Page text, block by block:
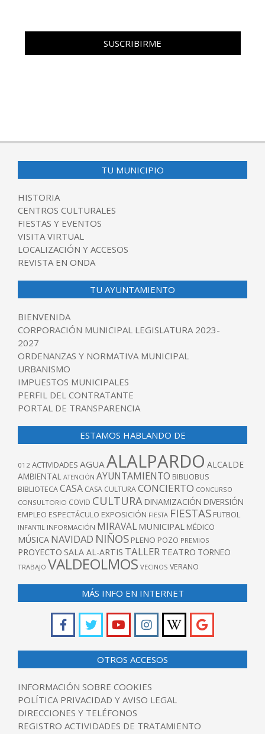
TU MUNICIPIO
HISTORIA
CENTROS CULTURALES
FIESTAS Y EVENTOS
VISITA VIRTUAL
LOCALIZACIÓN Y ACCESOS
REVISTA EN ONDA
TU AYUNTAMIENTO
BIENVENIDA
CORPORACIÓN MUNICIPAL LEGISLATURA 2023-
2027
ORDENANZAS Y NORMATIVA MUNICIPAL
URBANISMO
IMPUESTOS MUNICIPALES
PERFIL DEL CONTRATANTE
PORTAL DE TRANSPARENCIA
ESTAMOS HABLANDO DE
012 ACTIVIDADES AGUAALALPARDO ALCALDE
AMBIENTAL ATENCIÓN AYUNTAMIENTO BIBLIOBUS
BIBLIOTECACASA CASA CULTURACONCIERTO CONCURSO
CONSULTORIO COVID CULTURA DINAMIZACIÓN DIVERSIÓN
EMPLEO ESPECTÁCULO EXPOSICIÓN FIESTA FIESTAS FUTBOL
INFANTIL INFORMACIÓN MIRAVAL MUNICIPAL MÉDICO
MÚSICA NAVIDAD NIÑOS PLENO POZO PREMIOS
PROYECTO SALA AL-ARTIS TALLER TEATRO TORNEO
TRABAJO VALDEOLMOS VECINOS VERANO
MÁS INFO EN INTERNET
OTROS ACCESOS
INFORMACIÓN SOBRE COOKIES
POLÍTICA PRIVACIDAD Y AVISO LEGAL
DIRECCIONES Y TELÉFONOS
REGISTRO ACTIVIDADES DE TRATAMIENTO